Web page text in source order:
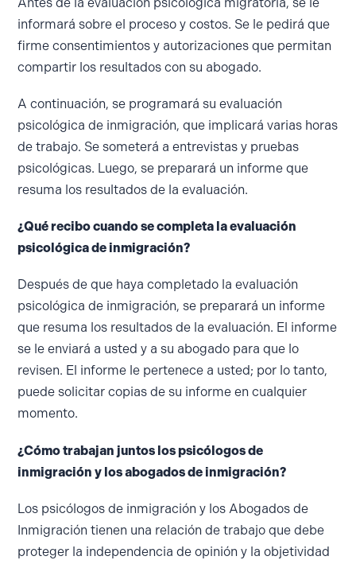
informará sobre el proceso y costos. Se le pedirá que
firme consentimientos y autorizaciones que permitan
compartir los resultados con su abogado.
A continuación, se programará su evaluación
psicológica de inmigración, que implicará varias horas
de trabajo. Se someterá a entrevistas y pruebas
psicológicas. Luego, se preparará un informe que
resuma los resultados de la evaluación.
¿Qué recibo cuando se completa la evaluación
psicológica de inmigración?
Después de que haya completado la evaluación
psicológica de inmigración, se preparará un informe
que resuma los resultados de la evaluación. El informe
se le enviará a usted y a su abogado para que lo
revisen. El informe le pertenece a usted; por lo tanto,
puede solicitar copias de su informe en cualquier
momento.
¿Cómo trabajan juntos los psicólogos de
inmigración y los abogados de inmigración?
Los psicólogos de inmigración y los Abogados de
Inmigración tienen una relación de trabajo que debe
proteger la independencia de opinión y la objetividad